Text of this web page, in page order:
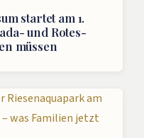
startet am 1.
und Rotes-
müssen